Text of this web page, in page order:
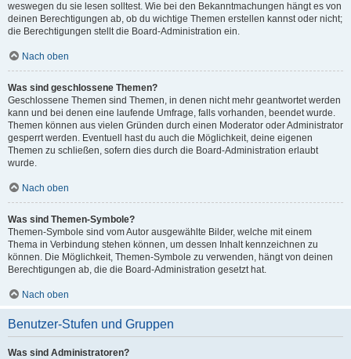
weswegen du sie lesen solltest. Wie bei den Bekanntmachungen hängt es von
deinen Berechtigungen ab, ob du wichtige Themen erstellen kannst oder nicht;
die Berechtigungen stellt die Board-Administration ein.
Nach oben
Was sind geschlossene Themen?
Geschlossene Themen sind Themen, in denen nicht mehr geantwortet werden
kann und bei denen eine laufende Umfrage, falls vorhanden, beendet wurde.
Themen können aus vielen Gründen durch einen Moderator oder Administrator
gesperrt werden. Eventuell hast du auch die Möglichkeit, deine eigenen
Themen zu schließen, sofern dies durch die Board-Administration erlaubt
wurde.
Nach oben
Was sind Themen-Symbole?
Themen-Symbole sind vom Autor ausgewählte Bilder, welche mit einem
Thema in Verbindung stehen können, um dessen Inhalt kennzeichnen zu
können. Die Möglichkeit, Themen-Symbole zu verwenden, hängt von deinen
Berechtigungen ab, die die Board-Administration gesetzt hat.
Nach oben
Benutzer-Stufen und Gruppen
Was sind Administratoren?